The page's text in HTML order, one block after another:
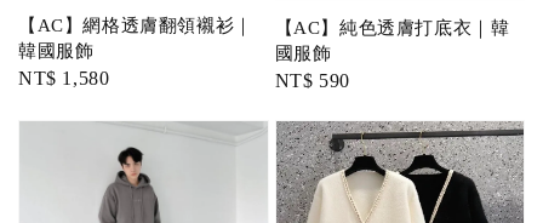
【AC】網格透膚翻領襯衫｜
韓國服飾
Regular
NT$ 1,580
【AC】純色透膚打底衣｜韓
國服飾
Regular
NT$ 590